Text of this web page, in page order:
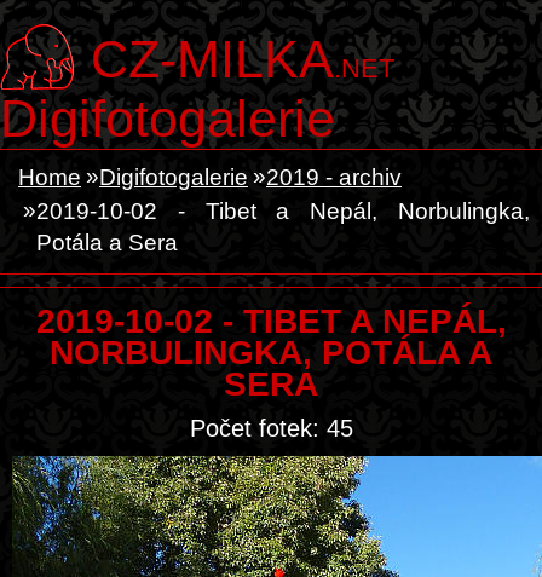
CZ-MILKA.NET
Digifotogalerie
Home Digifotogalerie
2019 - archiv
2019-10-02 - Tibet a Nepál, Norbulingka,
Potála a Sera
2019-10-02 - TIBET A NEPÁL,
NORBULINGKA, POTÁLA A
SERA
Počet fotek: 45